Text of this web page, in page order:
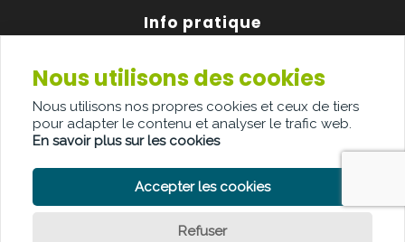
Info pratique
Qui sommes-nous?
Publicité
Contact
Nous utilisons des cookies
Nous utilisons nos propres cookies et ceux de tiers
pour adapter le contenu et analyser le trafic web.
En savoir plus sur les cookies
Accepter les cookies
Refuser